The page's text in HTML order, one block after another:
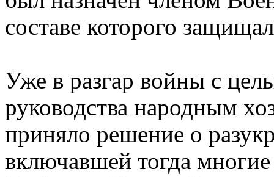
составе которого
Уже в разгар войны с
руководства народным
приняло решение о
включавшей тогда